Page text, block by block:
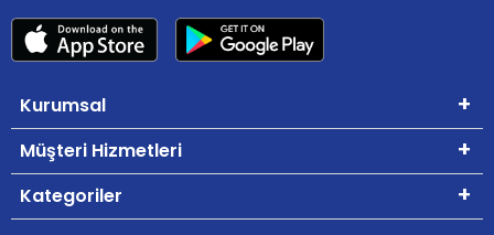
Kurumsal
Müşteri Hizmetleri
Kategoriler